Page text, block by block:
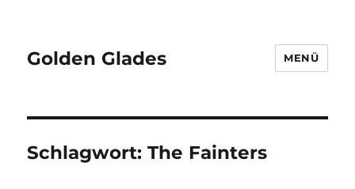
Golden Glades MENÜ
Schlagwort:The Fainters